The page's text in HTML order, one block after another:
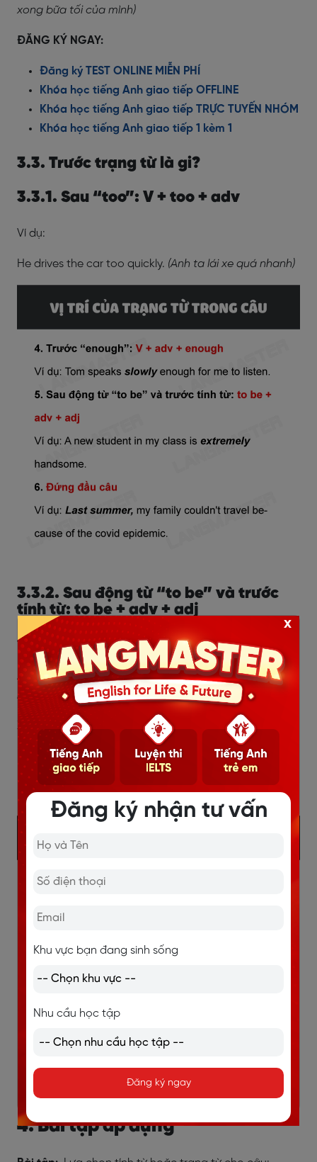
xong bữa tối của mình)
ĐĂNG KÝ NGAY:
Đăng ký TEST ONLINE MIỄN PHÍ
Khóa học tiếng Anh giao tiếp OFFLINE
Khóa học tiếng Anh giao tiếp TRỰC TUYẾN NHÓM
Khóa học tiếng Anh giao tiếp 1 kèm 1
3.3. Trước trạng từ là gi?
3.3.1. Sau “too”: V + too + adv
Ví dụ:
He drives the car too quickly. (Anh ta lái xe quá nhanh)
3.3.2. Sau động từ “to be” và trước
tính từ: to be + adv + adj
Ví dụ:
A new student in my class is extremely handsome.(Một
học sinh mới của lớp tôi cực kỳ đẹp trai)
Xem thêm:
100 trạng từ tiếng Anh thông dụng nhất
50 trạng từ tiếng Anh giao tiếp thường gặp
77 trạng từ không có đuôi “ly”
4. Bài tập áp dụng
Đăng ký nhận tư vấn
Khu vực bạn đang sinh sống
Nhu cầu học tập
Đăng ký ngay
x